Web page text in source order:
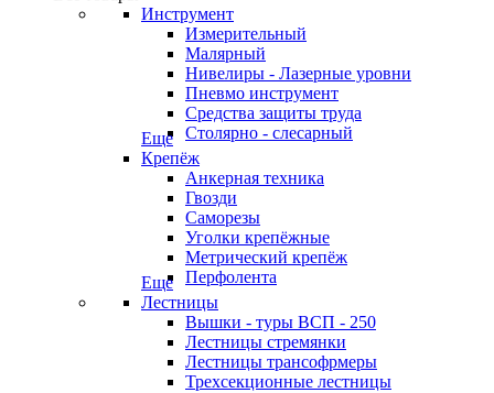
Инструмент
Измерительный
Малярный
Нивелиры - Лазерные уровни
Пневмо инструмент
Средства защиты труда
Столярно - слесарный
Еще
Крепёж
Анкерная техника
Гвозди
Саморезы
Уголки крепёжные
Метрический крепёж
Перфолента
Еще
Лестницы
Вышки - туры ВСП - 250
Лестницы стремянки
Лестницы трансофрмеры
Трехсекционные лестницы